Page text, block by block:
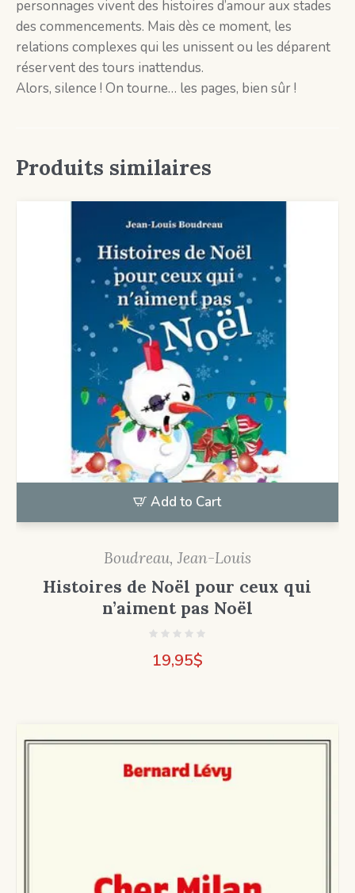
personnages vivent des histoires d’amour aux stades
des commencements. Mais dès ce moment, les
relations complexes qui les unissent ou les déparent
réservent des tours inattendus.
Alors, silence ! On tourne… les pages, bien sûr !
Produits similaires
Add to Cart
Boudreau, Jean-Louis
Histoires de Noël pour ceux qui
n’aiment pas Noël
19,95$